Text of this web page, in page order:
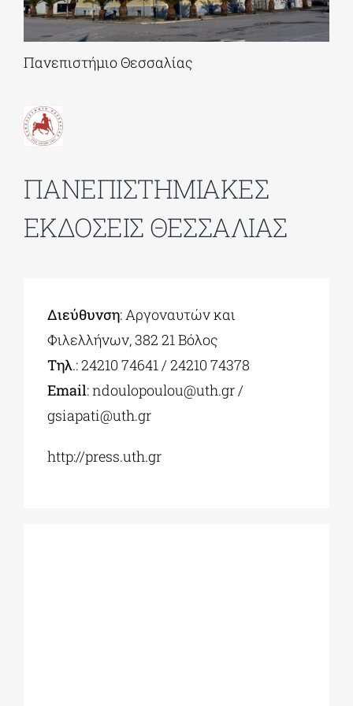
ΕΚΔΗΛΩΣΕΙΣ
Πανεπιστήμιο Θεσσαλίας
ΠΑΝΕΠΙΣΤΗΜΙΑΚΕΣ
ΕΚΔΟΣΕΙΣ ΘΕΣΣΑΛΙΑΣ
Διεύθυνση: Αργοναυτών και
Φιλελλήνων, 382 21 Βόλος
Τηλ.: 24210 74641 / 24210 74378
Εmail:ndoulopoulou@uth.gr/
gsiapati@uth.gr
http://press.uth.gr